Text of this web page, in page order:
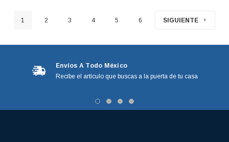
1 2 3 4 5 6 SIGUIENTE
Envíos A Todo México
Recibe el artículo que buscas a la puerta de tu casa